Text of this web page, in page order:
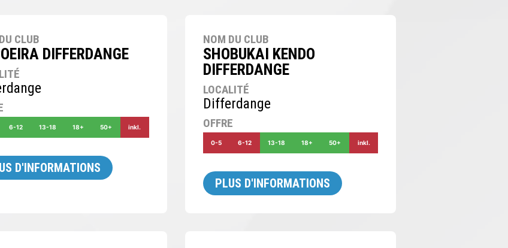
CLUB
DIFFERDANGE
6-12 13-18 18+ 50+ inkl.
D'INFORMATIONS
NOM DU CLUB
SHOBUKAI KENDO
DIFFERDANGE
LOCALITÉ
Differdange
OFFRE
0-5 6-12 13-18 18+ 50+ inkl.
PLUS D'INFORMATIONS